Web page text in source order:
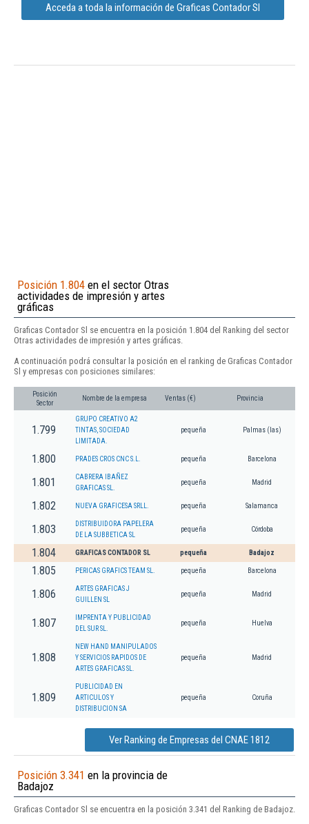
Acceda a toda la información de Graficas Contador Sl
Posición 1.804 en el sector Otras
actividades de impresión y artes
gráficas
Graficas Contador Sl se encuentra en la posición 1.804 del Ranking del sector
Otras actividades de impresión y artes gráficas.
A continuación podrá consultar la posición en el ranking de Graficas Contador
Sl y empresas con posiciones similares:
Posición
Sector
Nombre de la empresa Ventas (€) Provincia
1.799
GRUPO CREATIVO A2
TINTAS, SOCIEDAD
LIMITADA.
pequeña Palmas (las)
1.800 PRADES CROS CNC S.L. pequeña Barcelona
1.801
CABRERA IBAÑEZ
GRAFICAS SL.
pequeña Madrid
1.802 NUEVA GRAFICESA SRLL. pequeña Salamanca
1.803
DISTRIBUIDORA PAPELERA
DE LA SUBBETICA SL
pequeña Córdoba
1.804 GRAFICAS CONTADOR SL pequeña Badajoz
1.805 PERICAS GRAFICS TEAM SL. pequeña Barcelona
1.806
ARTES GRAFICAS J
GUILLEN SL
pequeña Madrid
1.807
IMPRENTA Y PUBLICIDAD
DEL SUR SL.
pequeña Huelva
1.808
NEW HAND MANIPULADOS
Y SERVICIOS RAPIDOS DE
ARTES GRAFICAS SL.
pequeña Madrid
1.809
PUBLICIDAD EN
ARTICULOS Y
DISTRIBUCION SA
pequeña Coruña
Ver Ranking de Empresas del CNAE 1812
Posición 3.341 en la provincia de
Badajoz
Graficas Contador Sl se encuentra en la posición 3.341 del Ranking de Badajoz.